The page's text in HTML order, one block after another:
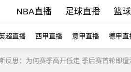
NBA直播 足球直播 篮
超直播 西甲直播 意甲直播 德甲直
反思：为何赛季高开低走 季后赛首轮即遭